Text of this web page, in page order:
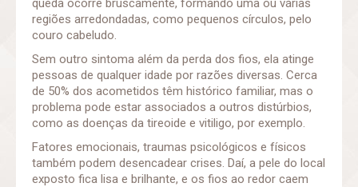
queda ocorre bruscamente, formando uma ou várias
regiões arredondadas, como pequenos círculos, pelo
couro cabeludo.
Sem outro sintoma além da perda dos fios, ela atinge
pessoas de qualquer idade por razões diversas. Cerca
de 50% dos acometidos têm histórico familiar, mas o
problema pode estar associados a outros distúrbios,
como as doenças da tireoide e vitiligo, por exemplo.
Fatores emocionais, traumas psicológicos e físicos
também podem desencadear crises. Daí, a pele do local
exposto fica lisa e brilhante, e os fios ao redor caem